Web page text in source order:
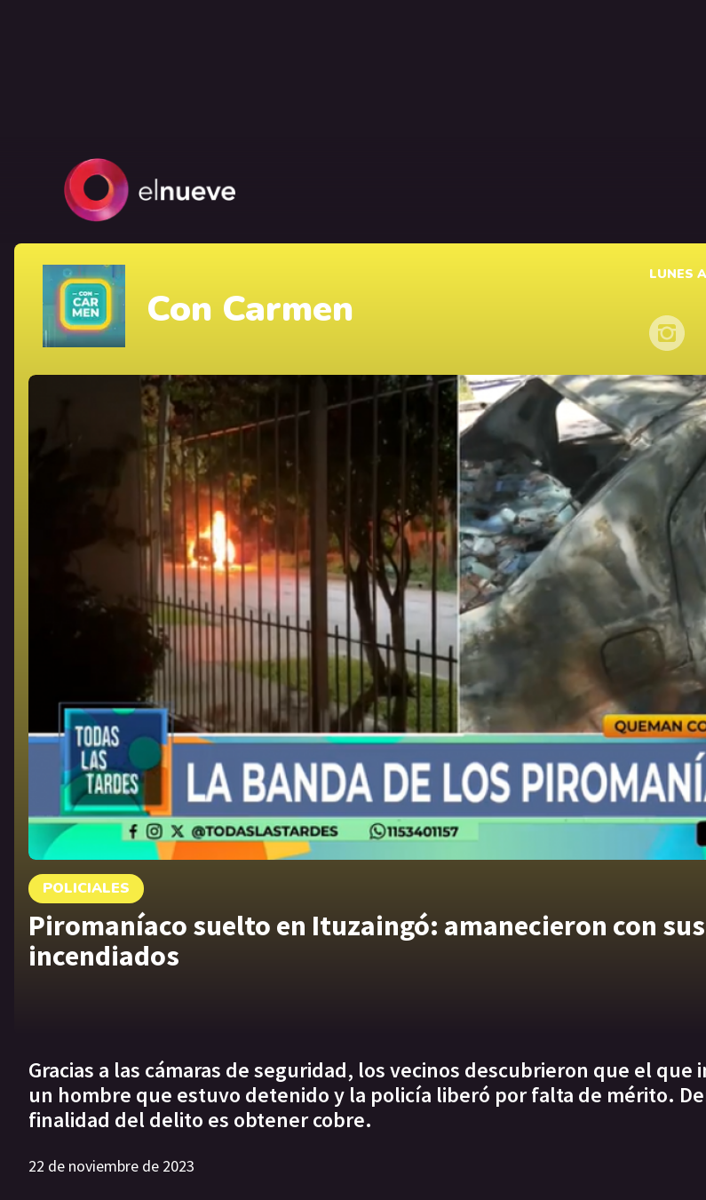
Con Carmen
LUNES
POLICIALES
Piromaníaco suelto en Ituzaingó: amanecieron con
incendiados
Gracias a las cámaras de seguridad, los vecinos descubrieron que el que
un hombre que estuvo detenido y la policía liberó por falta de mérito.
finalidad del delito es obtener cobre.
22 de noviembre de 2023